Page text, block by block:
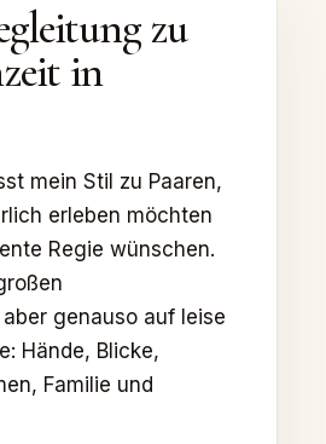
zu
in
mein Stil zu Paaren,
erleben möchten
Regie wünschen.
genauso auf leise
Hände, Blicke,
Familie und